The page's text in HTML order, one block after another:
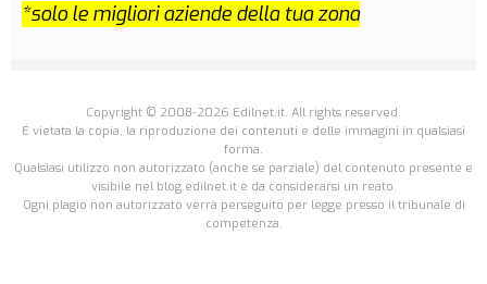
*solo le migliori aziende della tua zona
Copyright © 2008-2026 Edilnet.it. All rights reserved.
É vietata la copia, la riproduzione dei contenuti e delle immagini in qualsiasi
forma.
Qualsiasi utilizzo non autorizzato (anche se parziale) del contenuto presente e
visibile nel blog.edilnet.it è da considerarsi un reato.
Ogni plagio non autorizzato verrà perseguito per legge presso il tribunale di
competenza.